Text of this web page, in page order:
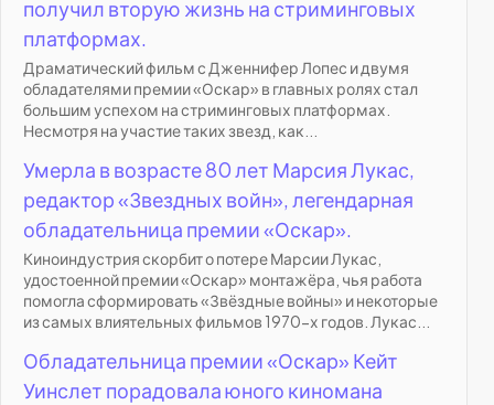
получил вторую жизнь на стриминговых
платформах.
Драматический фильм с Дженнифер Лопес и двумя
обладателями премии «Оскар» в главных ролях стал
большим успехом на стриминговых платформах.
Несмотря на участие таких звезд, как...
Умерла в возрасте 80 лет Марсия Лукас,
редактор «Звездных войн», легендарная
обладательница премии «Оскар».
Киноиндустрия скорбит о потере Марсии Лукас,
удостоенной премии «Оскар» монтажёра, чья работа
помогла сформировать «Звёздные войны» и некоторые
из самых влиятельных фильмов 1970-х годов. Лукас...
Обладательница премии «Оскар» Кейт
Уинслет порадовала юного киномана